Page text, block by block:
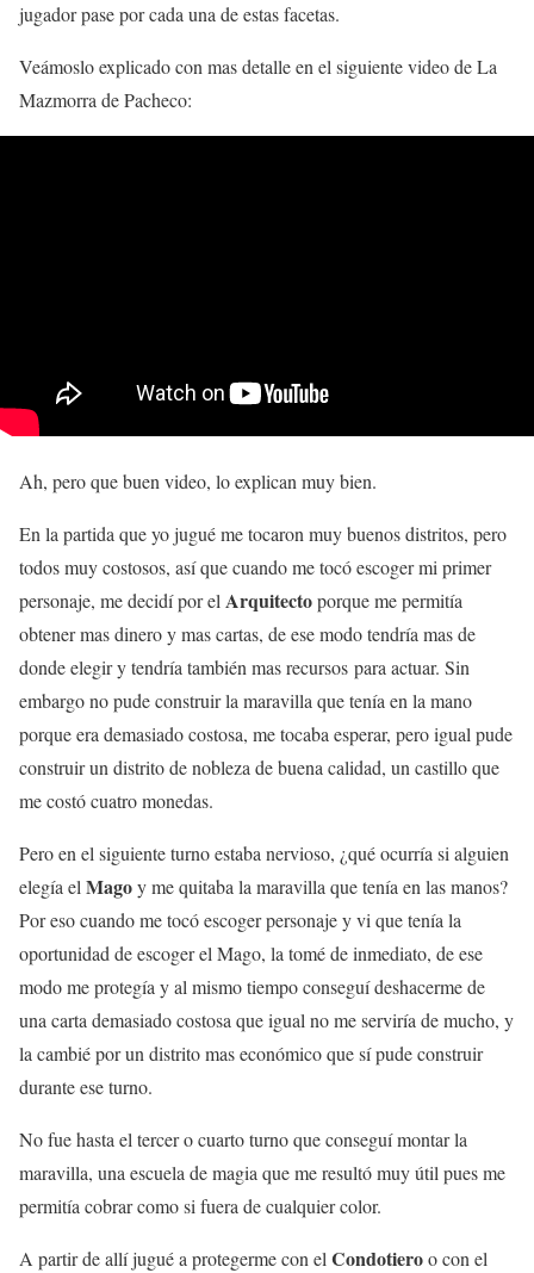
jugador pase por cada una de estas facetas.
Veámoslo explicado con mas detalle en el siguiente video de La
Mazmorra de Pacheco:
Ah, pero que buen video, lo explican muy bien.
En la partida que yo jugué me tocaron muy buenos distritos, pero
todos muy costosos, así que cuando me tocó escoger mi primer
personaje, me decidí por el Arquitectoporque me permitía
obtener mas dinero y mas cartas, de ese modo tendría mas de
donde elegir y tendría también mas recursos para actuar. Sin
embargo no pude construir la maravilla que tenía en la mano
porque era demasiado costosa, me tocaba esperar, pero igual pude
construir un distrito de nobleza de buena calidad, un castillo que
me costó cuatro monedas.
Pero en el siguiente turno estaba nervioso, ¿qué ocurría si alguien
elegía el Magoy me quitaba la maravilla que tenía en las manos?
Por eso cuando me tocó escoger personaje y vi que tenía la
oportunidad de escoger el Mago, la tomé de inmediato, de ese
modo me protegía y al mismo tiempo conseguí deshacerme de
una carta demasiado costosa que igual no me serviría de mucho, y
la cambié por un distrito mas económico que sí pude construir
durante ese turno.
No fue hasta el tercer o cuarto turno que conseguí montar la
maravilla, una escuela de magia que me resultó muy útil pues me
permitía cobrar como si fuera de cualquier color.
A partir de allí jugué a protegerme con el Condotieroo con el